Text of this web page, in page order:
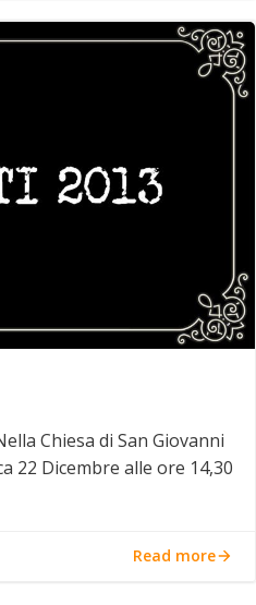
Chiesa di San Giovanni
22 Dicembre alle ore 14,30
Read more